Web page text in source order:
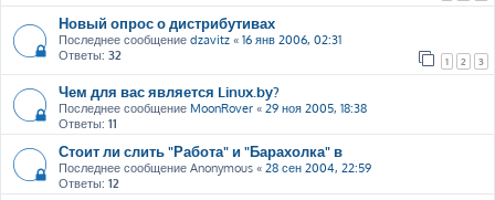
Новый опрос о дистрибутивах
Последнее сообщение dzavitz « 16 янв 2006, 02:31
Ответы: 32 1 2 3
Чем для вас является Linux.by?
Последнее сообщение MoonRover « 29 ноя 2005, 18:38
Ответы: 11
Стоит ли слить "Работа" и "Барахолка" в
Последнее сообщение Anonymous « 28 сен 2004, 22:59
Ответы: 12